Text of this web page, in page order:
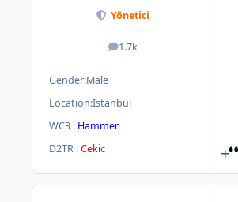
Yönetici
1.7k
posts
Gender:Male
Location:Istanbul
WC3 : Hammer
D2TR :Cekic